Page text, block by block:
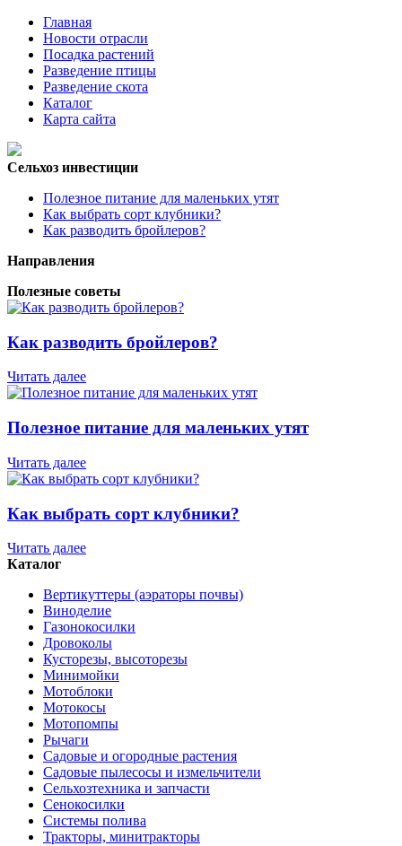
Главная
Новости отрасли
Посадка растений
Разведение птицы
Разведение скота
Каталог
Карта сайта
Сельхоз инвестиции
Полезное питание для маленьких утят
Как выбрать сорт клубники?
Как разводить бройлеров?
Направления
Полезные советы
Как разводить бройлеров?
Читать далее
Полезное питание для маленьких утят
Читать далее
Как выбрать сорт клубники?
Читать далее
Каталог
Вертикуттеры (аэраторы почвы)
Виноделие
Газонокосилки
Дровоколы
Кусторезы, высоторезы
Минимойки
Мотоблоки
Мотокосы
Мотопомпы
Рычаги
Садовые и огородные растения
Садовые пылесосы и измельчители
Сельхозтехника и запчасти
Сенокосилки
Системы полива
Тракторы, минитракторы